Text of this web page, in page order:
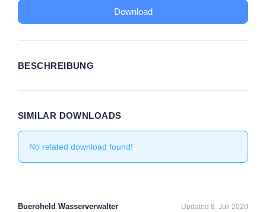
Download
BESCHREIBUNG
SIMILAR DOWNLOADS
No related download found!
Bueroheld Wasserverwalter Updated 8. Juli 2020